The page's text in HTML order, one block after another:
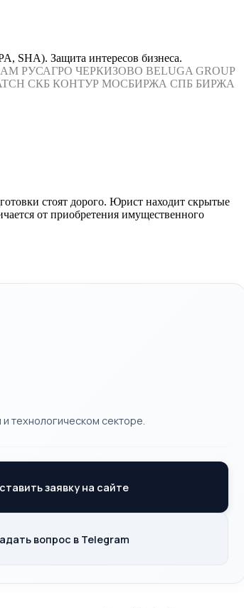
SHA). Защита интересов бизнеса.
РУСАГРО ЧЕРКИЗОВО BELUGA GROUP
СКБ КОНТУР МОСБИРЖА СПБ БИРЖА
стоят дорого. Юрист находит скрытые
от приобретения имущественного
технологическом секторе.
заявку на сайте
вопрос в Telegram